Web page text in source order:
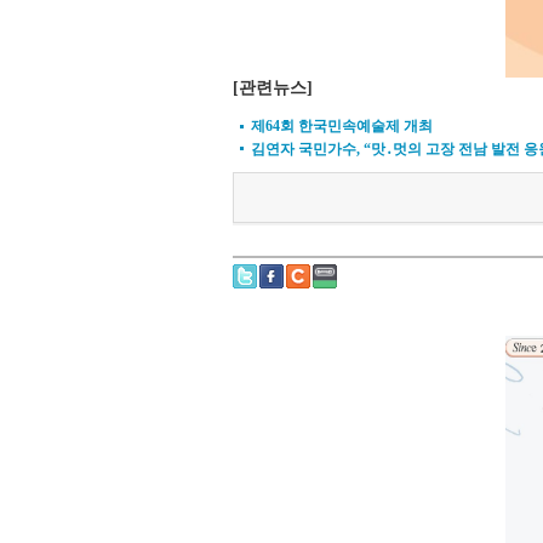
[관련뉴스]
제64회 한국민속예술제 개최
김연자 국민가수, “맛․멋의 고장 전남 발전 응